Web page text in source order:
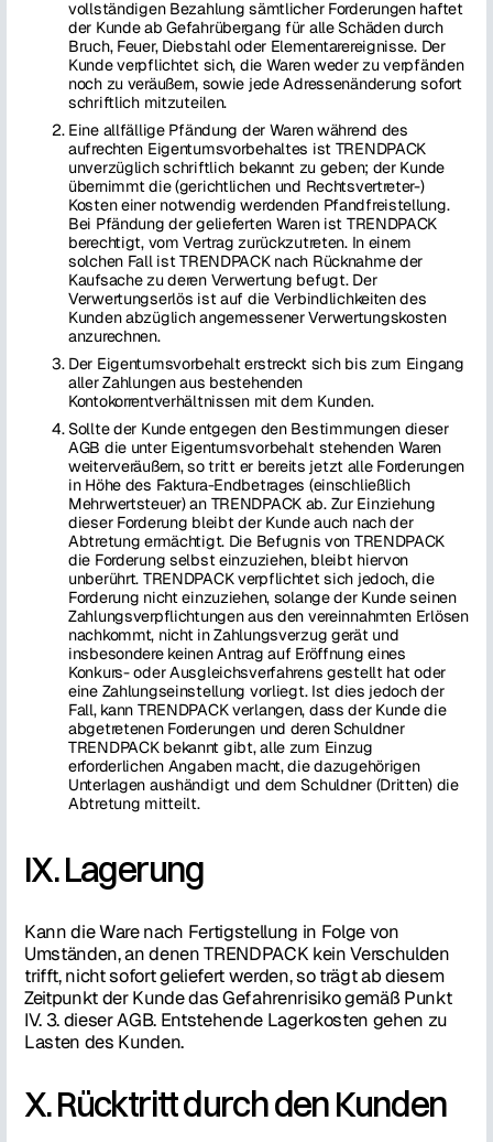
vollständigen Bezahlung sämtlicher Forderungen haftet
der Kunde ab Gefahrübergang für alle Schäden durch
Bruch, Feuer, Diebstahl oder Elementarereignisse. Der
Kunde verpflichtet sich, die Waren weder zu verpfänden
noch zu veräußern, sowie jede Adressenänderung sofort
schriftlich mitzuteilen.
Eine allfällige Pfändung der Waren während des
aufrechten Eigentumsvorbehaltes ist TRENDPACK
unverzüglich schriftlich bekannt zu geben; der Kunde
übernimmt die (gerichtlichen und Rechtsvertreter-)
Kosten einer notwendig werdenden Pfandfreistellung.
Bei Pfändung der gelieferten Waren ist TRENDPACK
berechtigt, vom Vertrag zurückzutreten. In einem
solchen Fall ist TRENDPACK nach Rücknahme der
Kaufsache zu deren Verwertung befugt. Der
Verwertungserlös ist auf die Verbindlichkeiten des
Kunden abzüglich angemessener Verwertungskosten
anzurechnen.
Der Eigentumsvorbehalt erstreckt sich bis zum Eingang
aller Zahlungen aus bestehenden
Kontokorrentverhältnissen mit dem Kunden.
Sollte der Kunde entgegen den Bestimmungen dieser
AGB die unter Eigentumsvorbehalt stehenden Waren
weiterveräußern, so tritt er bereits jetzt alle Forderungen
in Höhe des Faktura-Endbetrages (einschließlich
Mehrwertsteuer) an TRENDPACK ab. Zur Einziehung
dieser Forderung bleibt der Kunde auch nach der
Abtretung ermächtigt. Die Befugnis von TRENDPACK
die Forderung selbst einzuziehen, bleibt hiervon
unberührt. TRENDPACK verpflichtet sich jedoch, die
Forderung nicht einzuziehen, solange der Kunde seinen
Zahlungsverpflichtungen aus den vereinnahmten Erlösen
nachkommt, nicht in Zahlungsverzug gerät und
insbesondere keinen Antrag auf Eröffnung eines
Konkurs- oder Ausgleichsverfahrens gestellt hat oder
eine Zahlungseinstellung vorliegt. Ist dies jedoch der
Fall, kann TRENDPACK verlangen, dass der Kunde die
abgetretenen Forderungen und deren Schuldner
TRENDPACK bekannt gibt, alle zum Einzug
erforderlichen Angaben macht, die dazugehörigen
Unterlagen aushändigt und dem Schuldner (Dritten) die
Abtretung mitteilt.
IX. Lagerung
Kann die Ware nach Fertigstellung in Folge von
Umständen, an denen TRENDPACK kein Verschulden
trifft, nicht sofort geliefert werden, so trägt ab diesem
Zeitpunkt der Kunde das Gefahrenrisiko gemäß Punkt
IV. 3. dieser AGB. Entstehende Lagerkosten gehen zu
Lasten des Kunden.
X. Rücktritt durch den Kunden